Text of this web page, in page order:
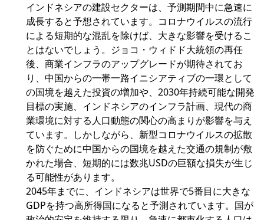
インドネシアの建設セクターは、予測期間中に急速に
成長すると予想されています。コロナウイルスの流行
による短期的な混乱を除けば、大きな影響を受けるこ
とはないでしょう。ジョコ・ウィドド大統領の再任
後、商業インフラのアップグレードが期待されてお
り、中国からの一帯一路イニシアティブの一環として
の国境を越えた投資の増加や、2030年持続可能な開発
目標の実施、インドネシアのインフラ計画、現代の商
業環境に対する人口動態の関心の高まりが影響を与え
ています。しかしながら、新型コロナウイルスの拡散
を防ぐために中国からの国境を越えた交通の規制が敷
かれた場合、短期的には数兆USDの巨額な損失が生じ
る可能性があります。
2045年までに、インドネシアは世界で5番目に大きな
GDPを持つ高所得国になると予測されています。国が